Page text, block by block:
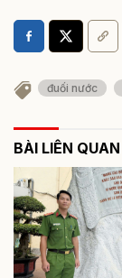
đuối nước
BÀI LIÊN QUAN